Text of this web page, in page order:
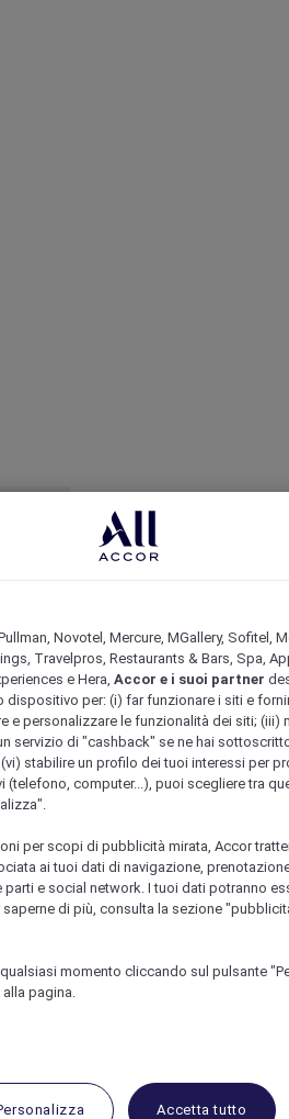
Novotel, Mercure, MGallery, Sofitel,
Travelpros, Restaurants & Bars, Spa,
e Hera, Accor e i suoi partner
dispositivo per: (i) far funzionare i siti e
e personalizzare le funzionalità dei siti; (iii)
servizio di "cashback" se ne hai
stabilire un profilo dei tuoi interessi per
(telefono, computer...), puoi scegliere tra
per scopi di pubblicità mirata, Accor
ai tuoi dati di navigazione,
e social network. I tuoi dati potranno
di più, consulta la sezione
momento cliccando sul pulsante
pagina.
Accetta tutto